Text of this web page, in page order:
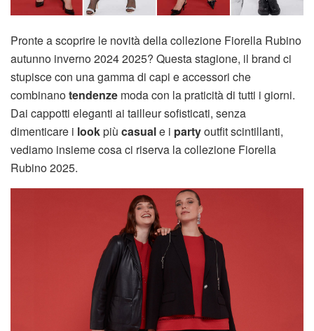
Pronte a scoprire le novità della collezione Fiorella Rubino
autunno inverno 2024 2025? Questa stagione, il brand ci
stupisce con una gamma di capi e accessori che
combinanotendenze moda con la praticità di tutti i giorni.
Dai cappotti eleganti ai tailleur sofisticati, senza
dimenticare i lookpiù casuale i partyoutfit scintillanti,
vediamo insieme cosa ci riserva la collezione Fiorella
Rubino 2025.